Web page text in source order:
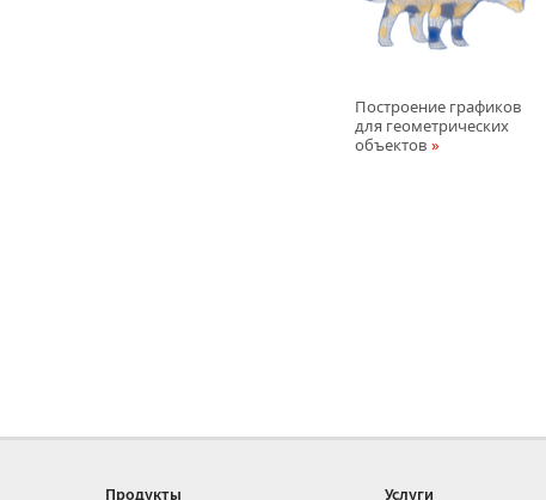
Построение графиков
для геометрических
объектов
Продукты
Услуги